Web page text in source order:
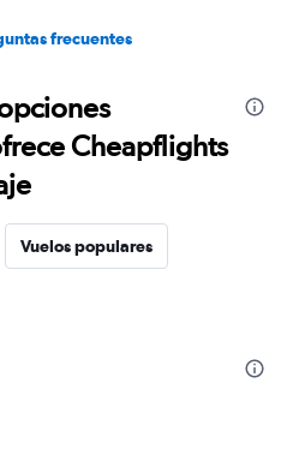
frecuentes
Cheapflights
Vuelos populares